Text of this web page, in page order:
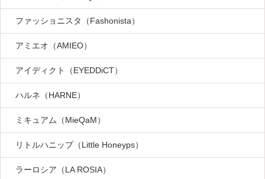
ファッショニスタ（Fashonista）
アミエオ（AMIEO）
アイディクト（EYEDDiCT）
ハルネ（HARNE）
ミキュアム（MieQaM）
リトルハニップ（Little Honeyps）
ラーロシア（LA ROSIA）